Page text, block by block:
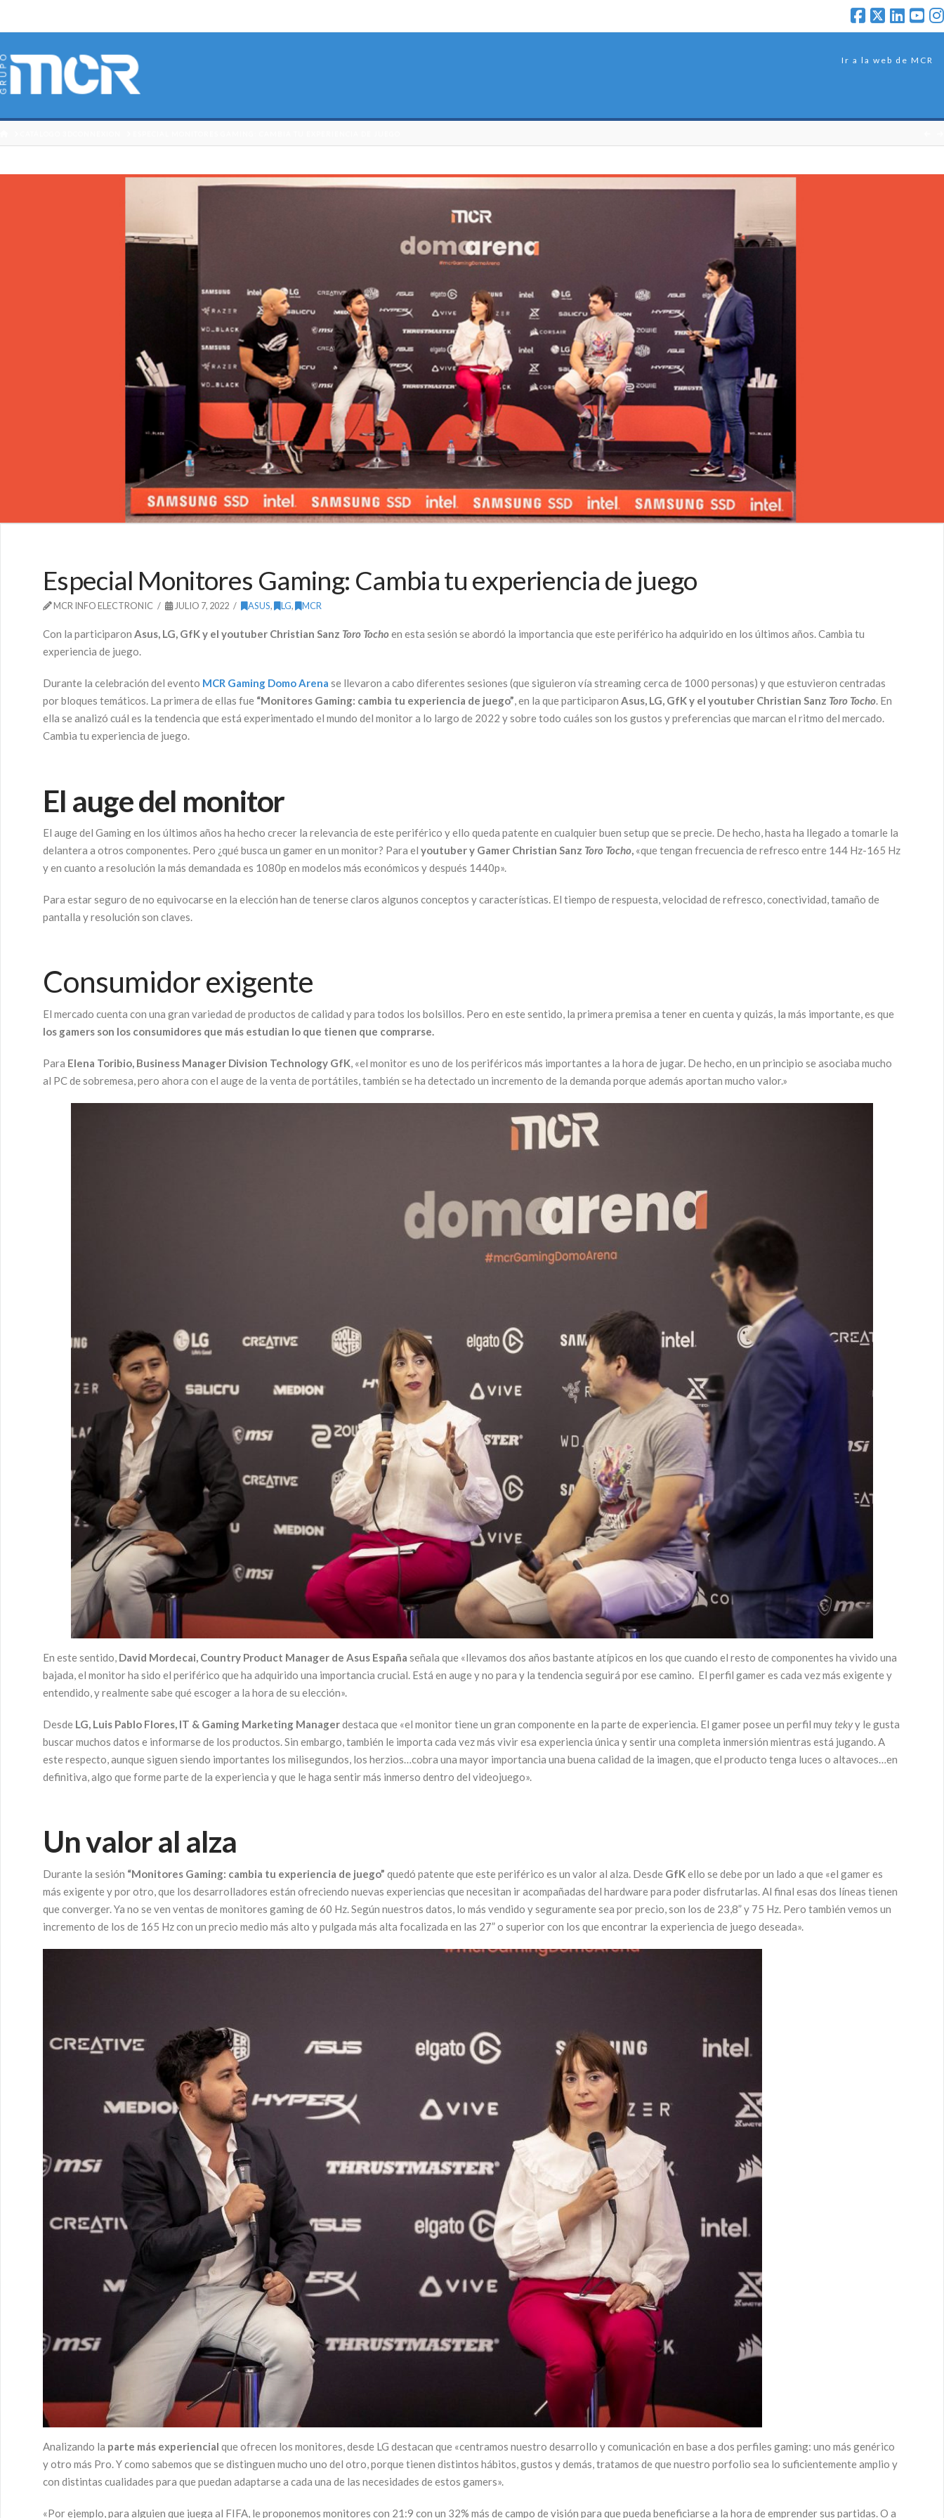
Ir a la web de MCR
Especial Monitores Gaming: Cambia tu experiencia de juego
MCR INFO ELECTRONIC JULIO 7, 2022 ASUS, LG, MCR
Con la participaron Asus, LG, GfK y el youtuber Christian Sanz Toro Tochoen esta sesión se abordó la importancia que este periférico ha adquirido en los últimos años. Cambia tu
experiencia de juego.
Durante la celebración del evento MCR Gaming Domo Arena se llevaron a cabo diferentes sesiones (que siguieron vía streaming cerca de 1000 personas) y que estuvieron centradas
por bloques temáticos. La primera de ellas fue “Monitores Gaming: cambia tu experiencia de juego”, en la que participaron Asus, LG, GfK y el youtuber Christian Sanz Toro Tocho. En
ella se analizó cuál es la tendencia que está experimentado el mundo del monitor a lo largo de 2022 y sobre todo cuáles son los gustos y preferencias que marcan el ritmo del mercado.
Cambia tu experiencia de juego.
El auge del monitor
El auge del Gaming en los últimos años ha hecho crecer la relevancia de este periférico y ello queda patente en cualquier buen setup que se precie. De hecho, hasta ha llegado a tomarle la
delantera a otros componentes. Pero ¿qué busca un gamer en un monitor? Para el youtuber y Gamer Christian Sanz Toro Tocho, «que tengan frecuencia de refresco entre 144 Hz-165 Hz
y en cuanto a resolución la más demandada es 1080p en modelos más económicos y después 1440p».
Para estar seguro de no equivocarse en la elección han de tenerse claros algunos conceptos y características. El tiempo de respuesta, velocidad de refresco, conectividad, tamaño de
pantalla y resolución son claves.
Consumidor exigente
El mercado cuenta con una gran variedad de productos de calidad y para todos los bolsillos. Pero en este sentido, la primera premisa a tener en cuenta y quizás, la más importante, es que
los gamers son los consumidores que más estudian lo que tienen que comprarse.
Para Elena Toribio, Business Manager Division Technology GfK , «el monitor es uno de los periféricos más importantes a la hora de jugar. De hecho, en un principio se asociaba mucho
al PC de sobremesa, pero ahora con el auge de la venta de portátiles, también se ha detectado un incremento de la demanda porque además aportan mucho valor.»
En este sentido, David Mordecai, Country Product Manager de Asus España señala que «llevamos dos años bastante atípicos en los que cuando el resto de componentes ha vivido una
bajada, el monitor ha sido el periférico que ha adquirido una importancia crucial. Está en auge y no para y la tendencia seguirá por ese camino. El perfil gamer es cada vez más exigente y
entendido, y realmente sabe qué escoger a la hora de su elección».
Desde LG, Luis Pablo Flores, IT & Gaming Marketing Managerdestaca que «el monitor tiene un gran componente en la parte de experiencia. El gamer posee un perfil muytekyy le gusta
buscar muchos datos e informarse de los productos. Sin embargo, también le importa cada vez más vivir esa experiencia única y sentir una completa inmersión mientras está jugando. A
este respecto, aunque siguen siendo importantes los milisegundos, los herzios…cobra una mayor importancia una buena calidad de la imagen, que el producto tenga luces o altavoces…en
definitiva, algo que forme parte de la experiencia y que le haga sentir más inmerso dentro del videojuego».
Un valor al alza
Durante la sesión “Monitores Gaming: cambia tu experiencia de juego” quedó patente que este periférico es un valor al alza. Desde GfKello se debe por un lado a que «el gamer es
más exigente y por otro, que los desarrolladores están ofreciendo nuevas experiencias que necesitan ir acompañadas del hardware para poder disfrutarlas. Al final esas dos líneas tienen
que converger. Ya no se ven ventas de monitores gaming de 60 Hz. Según nuestros datos, lo más vendido y seguramente sea por precio, son los de 23,8” y 75 Hz. Pero también vemos un
incremento de los de 165 Hz con un precio medio más alto y pulgada más alta focalizada en las 27” o superior con los que encontrar la experiencia de juego deseada».
Analizando la parte más experiencial que ofrecen los monitores, desde LG destacan que «centramos nuestro desarrollo y comunicación en base a dos perfiles gaming: uno más genérico
y otro más Pro. Y como sabemos que se distinguen mucho uno del otro, porque tienen distintos hábitos, gustos y demás, tratamos de que nuestro porfolio sea lo suficientemente amplio y
con distintas cualidades para que puedan adaptarse a cada una de las necesidades de estos gamers».
«Por ejemplo, para alguien que juega al FIFA, le proponemos monitores con 21:9 con un 32% más de campo de visión para que pueda beneficiarse a la hora de emprender sus partidas. O a